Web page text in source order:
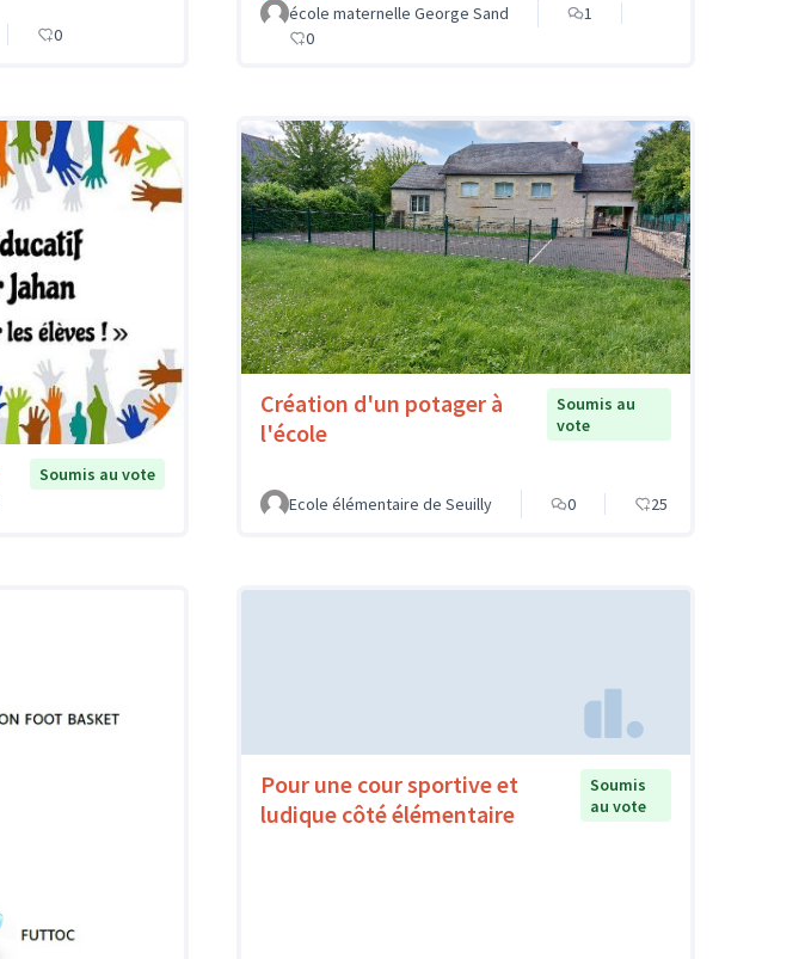
0
école maternelle George Sand
1
0
Soumis au vote
Création d'un potager à
l'école
Soumis au
vote
Ecole élémentaire de Seuilly 0 25
Pour une cour sportive et
ludique côté élémentaire
Soumis
au vote